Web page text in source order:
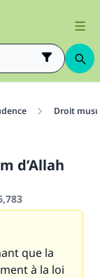
Droit
d’Allah
que la
à la loi